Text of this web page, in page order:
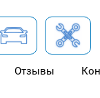
Отзывы